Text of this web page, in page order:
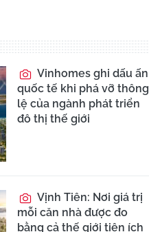
Vinhomes ghi dấu ấn
quốc tế khi phá vỡ thông
lệ của ngành phát triển
đô thị thế giới
Vịnh Tiên: Nơi giá trị
mỗi căn nhà được đo
bằng cả thế giới tiện ích